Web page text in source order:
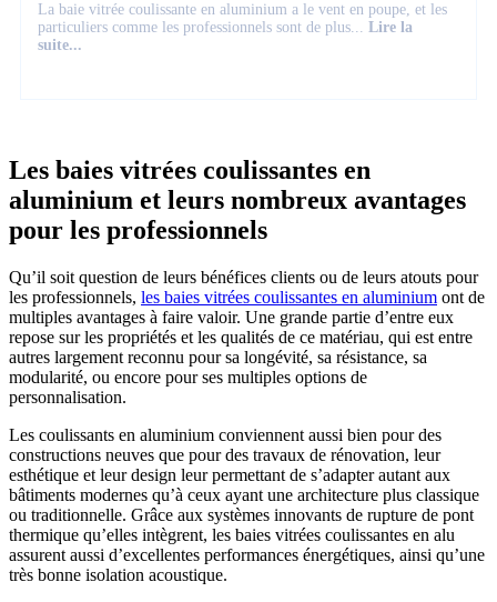
La baie vitrée coulissante en aluminium a le vent en poupe, et les
particuliers comme les professionnels sont de plus... Lire la
suite...
Les baies vitrées coulissantes en
aluminium et leurs nombreux avantages
pour les professionnels
Qu’il soit question de leurs bénéfices clients ou de leurs atouts pour
les professionnels, les baies vitrées coulissantes en aluminium ont de
multiples avantages à faire valoir. Une grande partie d’entre eux
repose sur les propriétés et les qualités de ce matériau, qui est entre
autres largement reconnu pour sa longévité, sa résistance, sa
modularité, ou encore pour ses multiples options de
personnalisation.
Les coulissants en aluminium conviennent aussi bien pour des
constructions neuves que pour des travaux de rénovation, leur
esthétique et leur design leur permettant de s’adapter autant aux
bâtiments modernes qu’à ceux ayant une architecture plus classique
ou traditionnelle. Grâce aux systèmes innovants de rupture de pont
thermique qu’elles intègrent, les baies vitrées coulissantes en alu
assurent aussi d’excellentes performances énergétiques, ainsi qu’une
très bonne isolation acoustique.